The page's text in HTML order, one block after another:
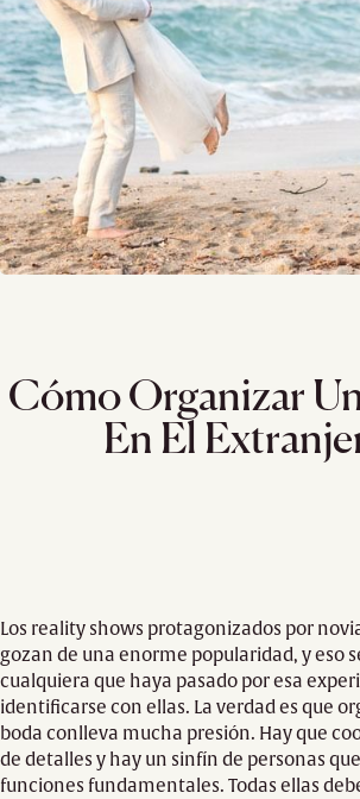
Cómo Organizar
En El
Los reality shows protagonizados por
gozan de una enorme popularidad, y eso
cualquiera que haya pasado por esa
identificarse con ellas. La verdad es que
boda conlleva mucha presión. Hay que
de detalles y hay un sinfín de personas
funciones fundamentales. Todas ellas